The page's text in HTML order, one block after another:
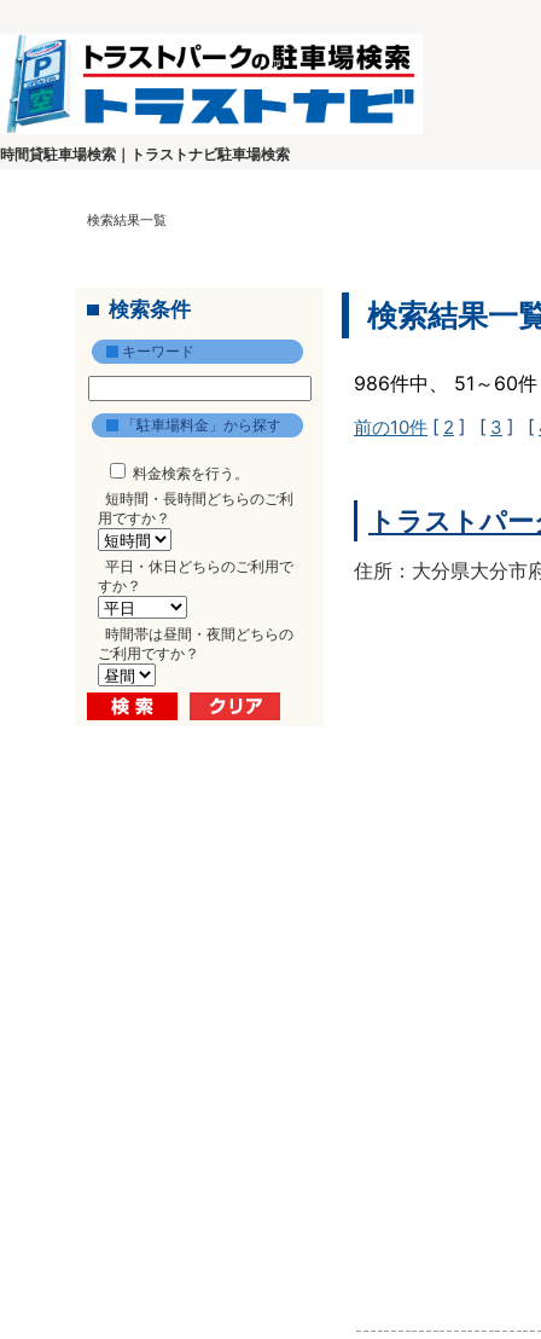
時間貸駐車場検索｜トラストナビ駐車場検索
検索結果一覧
検索条件
キーワード
「駐車場料金」から探す
料金検索を行う。
短時間・長時間どちらのご利
用ですか？
平日・休日どちらのご利用で
すか？
時間帯は昼間・夜間どちらの
ご利用ですか？
検索結果一
986件中、 51～60
前の10件 [ 2 ] [ 3 ] [
トラストパ
住所：大分県大分市